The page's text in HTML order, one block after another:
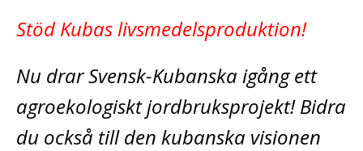
Stöd Kubas livsmedelsproduktion!
Nu drar Svensk-Kubanska igång ett
agroekologiskt jordbruksprojekt! Bidra
du också till den kubanska visionen